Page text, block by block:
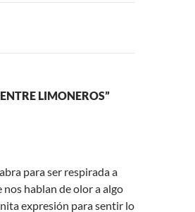
LIMONEROS”
para ser respirada a
hablan de olor a algo
expresión para sentir lo